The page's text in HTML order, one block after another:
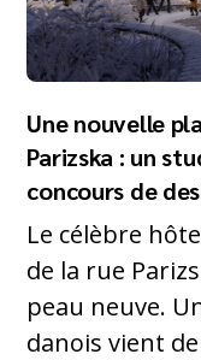
Une nouvelle
Parizska : un
concours de
Le célèbre
de la rue
peau neuve.
danois vient